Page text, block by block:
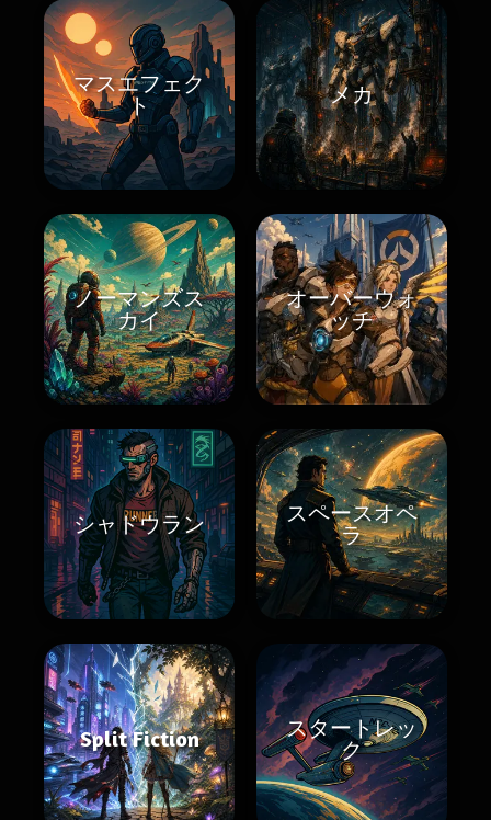
マスエフェク
ト
メカ
ノーマンズス
カイ
オーバーウォ
ッチ
シャドウラン
スペースオペ
ラ
Split Fiction
スタートレッ
ク